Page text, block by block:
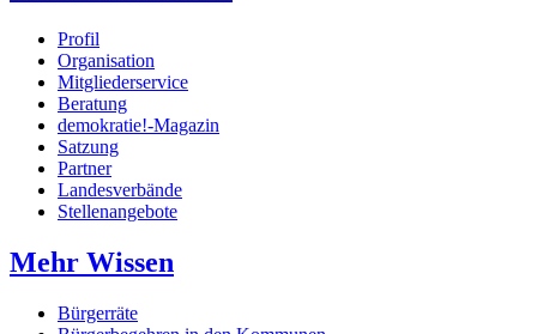
Profil
Organisation
Mitgliederservice
Beratung
demokratie!-Magazin
Satzung
Partner
Landesverbände
Stellenangebote
Mehr Wissen
Bürgerräte